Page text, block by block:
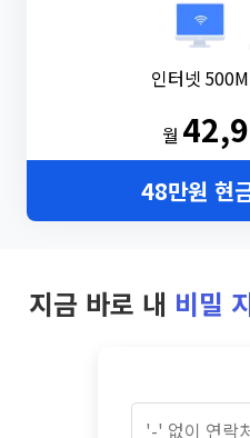
인터넷 500M
월
48만원 현
지금 바로 내 비밀